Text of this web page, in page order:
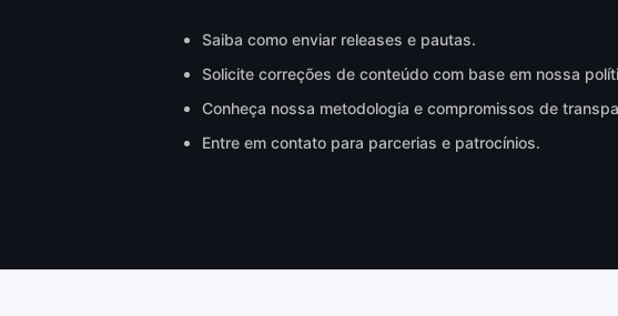
Saiba como enviar releases e pautas.
Solicite correções de conteúdo com base em nossa
Conheça nossa metodologia e compromissos de
Entre em contato para parcerias e patrocínios.